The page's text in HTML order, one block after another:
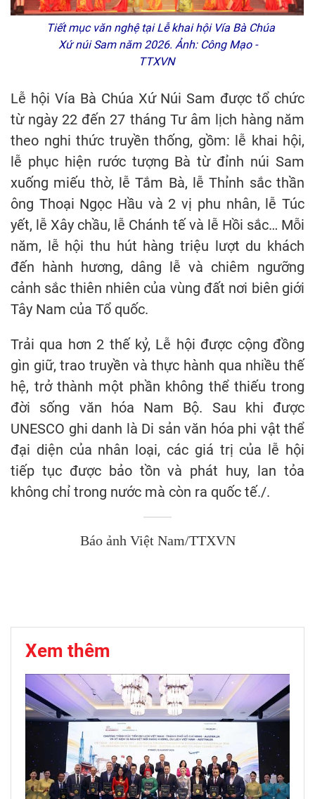
Tiết mục văn nghệ tại Lễ khai hội Vía Bà Chúa
Xứ núi Sam năm 2026. Ảnh: Công Mạo -
TTXVN
Lễ hội Vía Bà Chúa Xứ Núi Sam được tổ chức
từ ngày 22 đến 27 tháng Tư âm lịch hàng năm
theo nghi thức truyền thống, gồm: lễ khai hội,
lễ phục hiện rước tượng Bà từ đỉnh núi Sam
xuống miếu thờ, lễ Tắm Bà, lễ Thỉnh sắc thần
ông Thoại Ngọc Hầu và 2 vị phu nhân, lễ Túc
yết, lễ Xây chầu, lễ Chánh tế và lễ Hồi sắc… Mỗi
năm, lễ hội thu hút hàng triệu lượt du khách
đến hành hương, dâng lễ và chiêm ngưỡng
cảnh sắc thiên nhiên của vùng đất nơi biên giới
Tây Nam của Tổ quốc.
Trải qua hơn 2 thế kỷ, Lễ hội được cộng đồng
gìn giữ, trao truyền và thực hành qua nhiều thế
hệ, trở thành một phần không thể thiếu trong
đời sống văn hóa Nam Bộ. Sau khi được
UNESCO ghi danh là Di sản văn hóa phi vật thể
đại diện của nhân loại, các giá trị của lễ hội
tiếp tục được bảo tồn và phát huy, lan tỏa
không chỉ trong nước mà còn ra quốc tế./.
Báo ảnh Việt Nam/TTXVN
Xem thêm